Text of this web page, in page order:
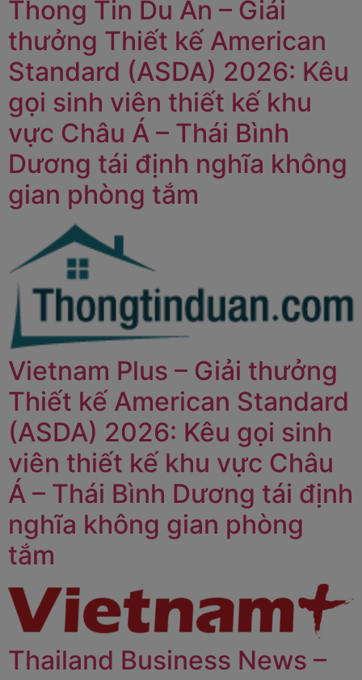
Thong Tin Du An – Giải
thưởng Thiết kế American
Standard (ASDA) 2026: Kêu
gọi sinh viên thiết kế khu
vực Châu Á – Thái Bình
Dương tái định nghĩa không
gian phòng tắm
Vietnam Plus – Giải thưởng
Thiết kế American Standard
(ASDA) 2026: Kêu gọi sinh
viên thiết kế khu vực Châu
Á – Thái Bình Dương tái định
nghĩa không gian phòng
tắm
Thailand Business News –